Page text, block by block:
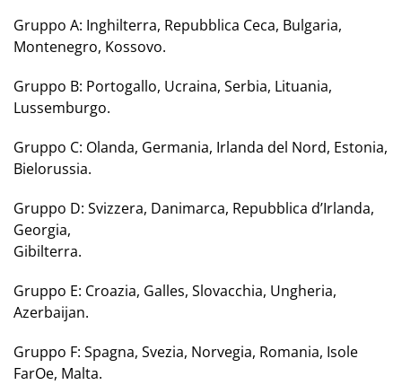
Gruppo A: Inghilterra, Repubblica Ceca, Bulgaria,
Montenegro, Kossovo.
Gruppo B: Portogallo, Ucraina, Serbia, Lituania,
Lussemburgo.
Gruppo C: Olanda, Germania, Irlanda del Nord, Estonia,
Bielorussia.
Gruppo D: Svizzera, Danimarca, Repubblica d’Irlanda,
Georgia,
Gibilterra.
Gruppo E: Croazia, Galles, Slovacchia, Ungheria,
Azerbaijan.
Gruppo F: Spagna, Svezia, Norvegia, Romania, Isole
FarOe, Malta.